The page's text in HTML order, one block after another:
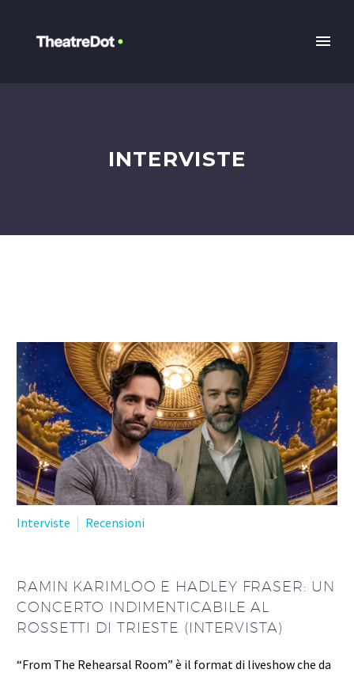
INTERVISTE
Interviste Recensioni
RAMIN KARIMLOO E HADLEY FRASER: UN
CONCERTO INDIMENTICABILE AL
ROSSETTI DI TRIESTE (INTERVISTA)
“From The Rehearsal Room” è il format di liveshow che da